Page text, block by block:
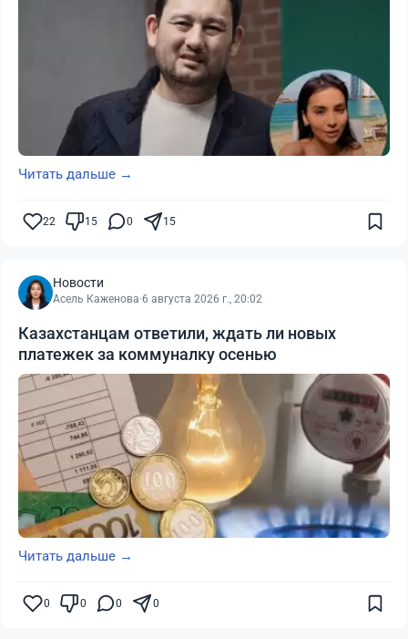
Читать дальше →
22 15 0 15
Новости
Асель Каженова·6 августа 2026 г., 20:02
Казахстанцам ответили, ждать ли новых
платежек за коммуналку осенью
Читать дальше →
0 0 0 0